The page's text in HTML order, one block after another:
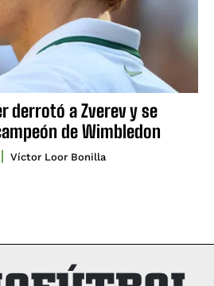
derrotó a Zverev y se
de Wimbledon
Víctor Loor Bonilla